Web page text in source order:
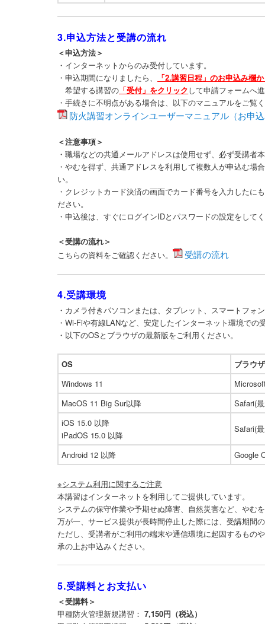
3.申込方法と受講の流れ
＜申込方法＞
・インターネットからのみ受付しています。
・申込期間になりましたら、
「2.講習日程」のお申込み欄
希望する講習の 「受付」をクリックして申請フォームへ
・手続きに不明点がある場合は、以下のマニュアルをご覧
防火講習オンラインユーザーマニュアル（お申
＜注意事項＞
・職場などの共通メールアドレスは使用せず、必ず受講者
・やむを得ず、共通アドレスを利用して複数人が申込む
い。
・クレジットカード決済の画面でカード番号を入力した
ださい。
・申込後は、すぐにログインIDとパスワードの設定をして
＜受講の流れ＞
こちらの資料をご確認ください。
受講の流れ
4.受講環境
・カメラ付きパソコンまたは、タブレット、スマートフォ
・Wi-Fiや有線LANなど、安定したインターネット環境での
・以下のOSとブラウザの最新版をご利用ください。
OS
ブラウザ
Windows 11
MacOS 11 Big Sur以降
Safari(
iOS 15.0 以降
iPadOS 15.0 以降
Safari(
Android 12 以降 Google
※システム利用に関するご注意
本講習はインターネットを利用してご提供しています。
システムの保守作業や予期せぬ障害、自然災害など、やむ
万が一、サービス提供が長時間停止した際には、受講期間
ただし、受講者がご利用の端末や通信環境に起因するもの
承の上お申込みください。
5.受講料とお支払い
＜受講料＞
甲種防火管理新規講習： 7,150円（税込）